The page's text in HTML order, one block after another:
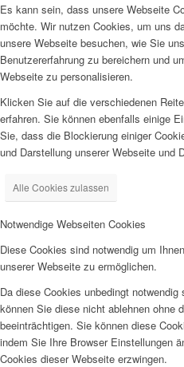
Es kann sein, dass unsere Webseite
möchte. Wir nutzen Cookies, um uns
unsere Webseite besuchen, wie Sie
Benutzererfahrung zu bereichern und
Webseite zu personalisieren.
Klicken Sie auf die verschiedenen
erfahren. Sie können ebenfalls einige
Sie, dass die Blockierung einiger
und Darstellung unserer Webseite und
Alle Cookies zulassen
Notwendige Webseiten Cookies
Diese Cookies sind notwendig um
unserer Webseite zu ermöglichen.
Da diese Cookies unbedingt
können Sie diese nicht ablehnen ohne
beeinträchtigen. Sie können diese
indem Sie Ihre Browser Einstellungen
Cookies dieser Webseite erzwingen.